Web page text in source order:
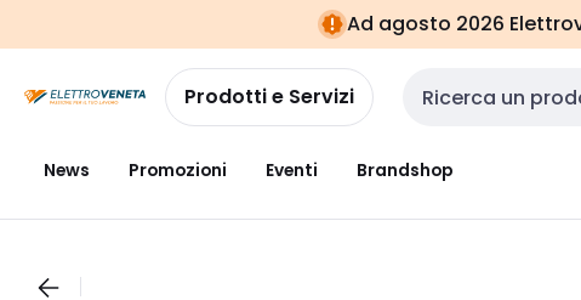
navigazionealla
pagina
Ad agosto 2026
Prodotti e Servizi Cerca input
News Promozioni Eventi Brandshop